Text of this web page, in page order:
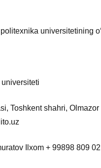
universitetining
Toshkent shahri,
Ilxom + 99898 809